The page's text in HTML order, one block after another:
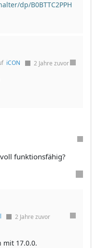
dp/B0BTTC2PPH
iCON 2 Jahre zuvor
funktionsfähig?
2 Jahre zuvor
mit 17.0.0.